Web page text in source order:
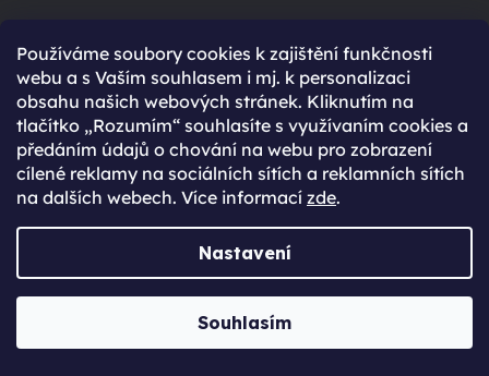
Používáme soubory cookies k zajištění funkčnosti
webu a s Vaším souhlasem i mj. k personalizaci
obsahu našich webových stránek. Kliknutím na
tlačítko „Rozumím“ souhlasíte s využívaním cookies a
předáním údajů o chování na webu pro zobrazení
cílené reklamy na sociálních sítích a reklamních sítích
na dalších webech. Více informací zde.
Nastavení
Souhlasím
Poznej náš tým
Jabkolevně